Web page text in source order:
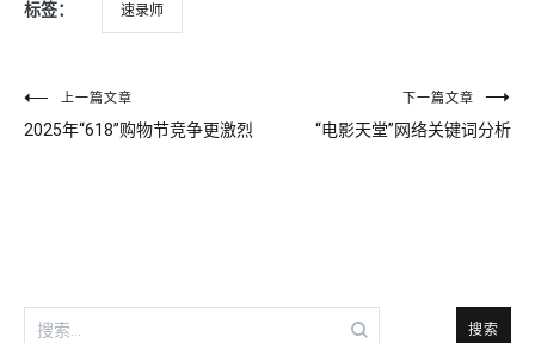
标签： 速录师
文
章
上一篇文章
2025年“618”购物节竞争更激烈
下一篇文章
“电影天堂”网络关键词分析
搜